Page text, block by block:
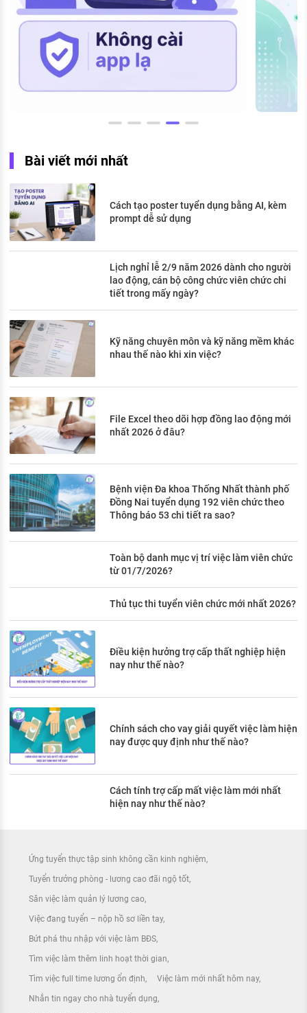
Bài viết mới nhất
Cách tạo poster tuyển dụng bằng AI, kèm
prompt dễ sử dụng
Lịch nghỉ lễ 2/9 năm 2026 dành cho người
lao động, cán bộ công chức viên chức chi
tiết trong mấy ngày?
Kỹ năng chuyên môn và kỹ năng mềm khác
nhau thế nào khi xin việc?
File Excel theo dõi hợp đồng lao động mới
nhất 2026 ở đâu?
Bệnh viện Đa khoa Thống Nhất thành phố
Đồng Nai tuyển dụng 192 viên chức theo
Thông báo 53 chi tiết ra sao?
Toàn bộ danh mục vị trí việc làm viên chức
từ 01/7/2026?
Thủ tục thi tuyển viên chức mới nhất 2026?
Điều kiện hưởng trợ cấp thất nghiệp hiện
nay như thế nào?
Chính sách cho vay giải quyết việc làm hiện
nay được quy định như thế nào?
Cách tính trợ cấp mất việc làm mới nhất
hiện nay như thế nào?
Ứng tuyển thực tập sinh không cần kinh nghiệm
Tuyển trưởng phòng - lương cao đãi ngộ tốt
Săn việc làm quản lý lương cao
Việc đang tuyển – nộp hồ sơ liền tay
Bứt phá thu nhập với việc làm BĐS
Tìm việc làm thêm linh hoạt thời gian
Tìm việc full time lương ổn định Việc làm mới nhất hôm nay
Nhắn tin ngay cho nhà tuyển dụng